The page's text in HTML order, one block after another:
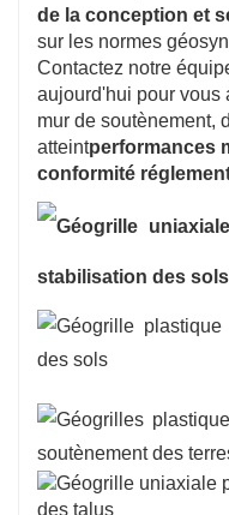
de la conception et
sur les normes
Contactez notre
aujourd'hui pour vous
mur de soutènement,
atteintperformances
conformité